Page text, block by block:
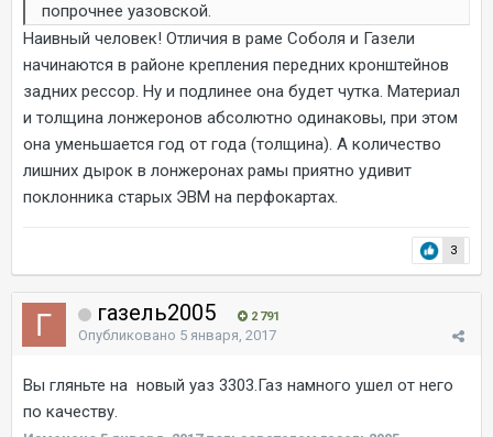
попрочнее уазовской.
Наивный человек! Отличия в раме Соболя и Газели
начинаются в районе крепления передних кронштейнов
задних рессор. Ну и подлинее она будет чутка. Материал
и толщина лонжеронов абсолютно одинаковы, при этом
она уменьшается год от года (толщина). А количество
лишних дырок в лонжеронах рамы приятно удивит
поклонника старых ЭВМ на перфокартах.
3
газель2005 2 791
Опубликовано 5 января, 2017
Вы гляньте на новый уаз 3303.Газ намного ушел от него
по качеству.